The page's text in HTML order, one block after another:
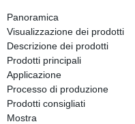
Panoramica
Visualizzazione dei prodotti
Descrizione dei prodotti
Prodotti principali
Applicazione
Processo di produzione
Prodotti consigliati
Mostra